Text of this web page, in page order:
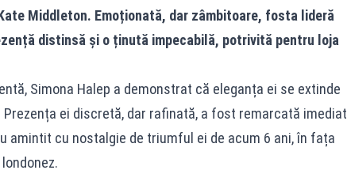
Middleton. Emoționată, dar zâmbitoare, fosta lideră
distinsă și o ținută impecabilă, potrivită pentru loja
Simona Halep a demonstrat că eleganța ei se extinde
ei discretă, dar rafinată, a fost remarcată imediat
amintit cu nostalgie de triumful ei de acum 6 ani, în fața